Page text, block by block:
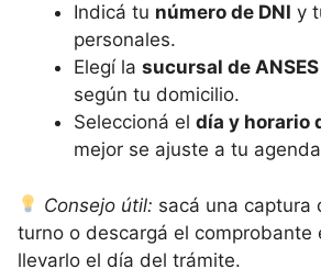
Indicá tu número de DNI y
personales.
Elegí la sucursal de ANSES
según tu domicilio.
Seleccioná el día y horario
mejor se ajuste a tu
Consejo útil: sacá una captura
turno o descargá el comprobante
llevarlo el día del trámite.